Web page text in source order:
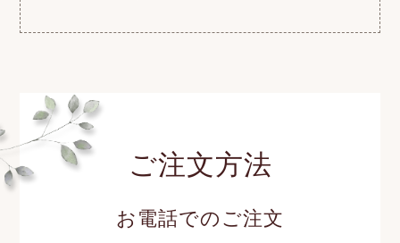
ご注文方法
お電話でのご注文